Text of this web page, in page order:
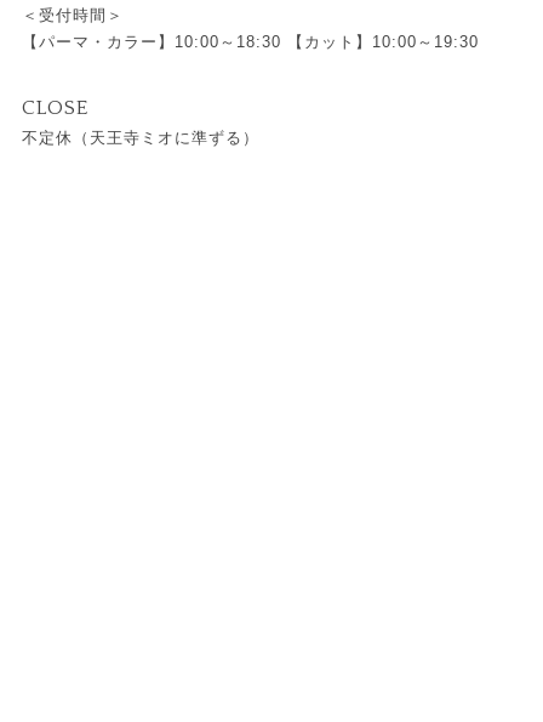
＜受付時間＞
【パーマ・カラー】10:00～18:30 【カット】10:00～19:30
CLOSE
不定休（天王寺ミオに準ずる）